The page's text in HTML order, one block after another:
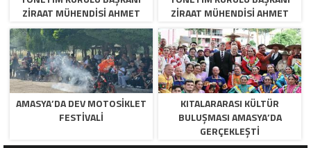
ZIRAAT MÜHENDISI AHMET
ÖZARSLAN’IN MEVLID KANDILI
MESAJI
ZIRAAT MÜHENDISI AHMET
ÖZARSLAN’IN MEVLID KANDILI
MESAJI
AMASYA’DA DEV MOTOSIKLET
FESTIVALI
KITALARARASI KÜLTÜR
BULUŞMASI AMASYA’DA
GERÇEKLEŞTI